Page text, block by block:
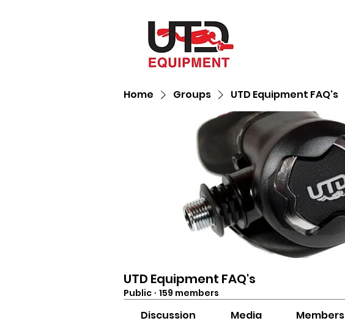
Home Groups UTD Equipment FAQ's
UTD Equipment FAQ's
Public · 159 members
Discussion Media Members